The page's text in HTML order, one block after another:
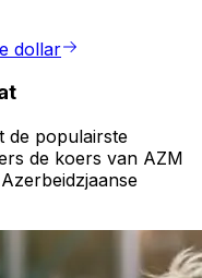
dollar
de populairste
de koers van AZM